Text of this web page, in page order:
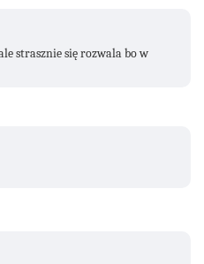
strasznie się rozwala bo w